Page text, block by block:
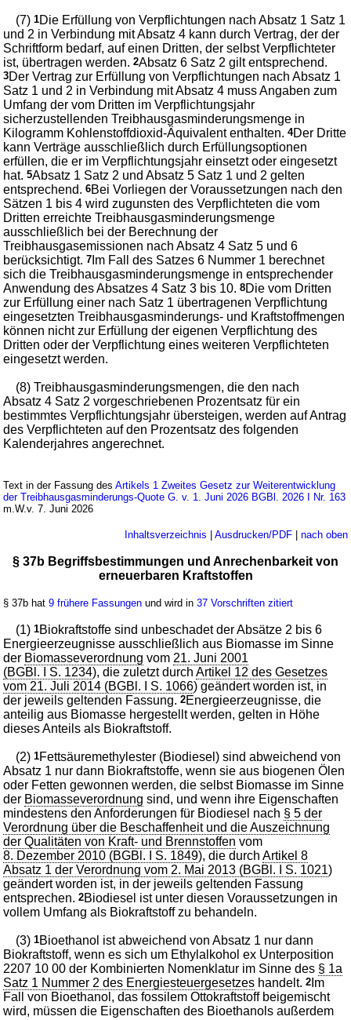
(7)1Die Erfüllung von Verpflichtungen nach Absatz 1 Satz 1
und 2 in Verbindung mit Absatz 4 kann durch Vertrag, der der
Schriftform bedarf, auf einen Dritten, der selbst Verpflichteter
ist, übertragen werden.2Absatz 6 Satz 2 gilt entsprechend.
3Der Vertrag zur Erfüllung von Verpflichtungen nach Absatz 1
Satz 1 und 2 in Verbindung mit Absatz 4 muss Angaben zum
Umfang der vom Dritten im Verpflichtungsjahr
sicherzustellenden Treibhausgasminderungsmenge in
Kilogramm Kohlenstoffdioxid-Äquivalent enthalten.4Der Dritte
kann Verträge ausschließlich durch Erfüllungsoptionen
erfüllen, die er im Verpflichtungsjahr einsetzt oder eingesetzt
hat.5Absatz 1 Satz 2 und Absatz 5 Satz 1 und 2 gelten
entsprechend.6Bei Vorliegen der Voraussetzungen nach den
Sätzen 1 bis 4 wird zugunsten des Verpflichteten die vom
Dritten erreichte Treibhausgasminderungsmenge
ausschließlich bei der Berechnung der
Treibhausgasemissionen nach Absatz 4 Satz 5 und 6
berücksichtigt.7 Im Fall des Satzes 6 Nummer 1 berechnet
sich die Treibhausgasminderungsmenge in entsprechender
Anwendung des Absatzes 4 Satz 3 bis 10.8Die vom Dritten
zur Erfüllung einer nach Satz 1 übertragenen Verpflichtung
eingesetzten Treibhausgasminderungs- und Kraftstoffmengen
können nicht zur Erfüllung der eigenen Verpflichtung des
Dritten oder der Verpflichtung eines weiteren Verpflichteten
eingesetzt werden.
(8) Treibhausgasminderungsmengen, die den nach
Absatz 4 Satz 2 vorgeschriebenen Prozentsatz für ein
bestimmtes Verpflichtungsjahr übersteigen, werden auf Antrag
des Verpflichteten auf den Prozentsatz des folgenden
Kalenderjahres angerechnet.
Text in der Fassung desArtikels 1 Zweites Gesetz zur Weiterentwicklung
der Treibhausgasminderungs-Quote G. v. 1. Juni 2026 BGBl. 2026 I Nr. 163
m.W.v. 7. Juni 2026
Inhaltsverzeichnis Ausdrucken/PDF| nach oben
§ 37b Begriffsbestimmungen und Anrechenbarkeit von
erneuerbaren Kraftstoffen
§ 37b hat9 frühere Fassungen und wird in37 Vorschriften zitiert
(1)1Biokraftstoffe sind unbeschadet der Absätze 2 bis 6
Energieerzeugnisse ausschließlich aus Biomasse im Sinne
der Biomasseverordnung vom 21. Juni 2001
(BGBl. I S. 1234), die zuletzt durchArtikel 12 des Gesetzes
vom 21. Juli 2014 (BGBl. I S. 1066) geändert worden ist, in
der jeweils geltenden Fassung.2Energieerzeugnisse, die
anteilig aus Biomasse hergestellt werden, gelten in Höhe
dieses Anteils als Biokraftstoff.
(2)1Fettsäuremethylester (Biodiesel) sind abweichend von
Absatz 1 nur dann Biokraftstoffe, wenn sie aus biogenen Ölen
oder Fetten gewonnen werden, die selbst Biomasse im Sinne
der Biomasseverordnung sind, und wenn ihre Eigenschaften
mindestens den Anforderungen für Biodiesel nach § 5 der
Verordnung über die Beschaffenheit und die Auszeichnung
der Qualitäten von Kraft- und Brennstoffen vom
8. Dezember 2010 (BGBl. I S. 1849), die durchArtikel 8
Absatz 1 der Verordnung vom 2. Mai 2013 (BGBl. I S. 1021)
geändert worden ist, in der jeweils geltenden Fassung
entsprechen.2Biodiesel ist unter diesen Voraussetzungen in
vollem Umfang als Biokraftstoff zu behandeln.
(3)1Bioethanol ist abweichend von Absatz 1 nur dann
Biokraftstoff, wenn es sich um Ethylalkohol ex Unterposition
2207 10 00 der Kombinierten Nomenklatur im Sinne des § 1a
Satz 1 Nummer 2 des Energiesteuergesetzes handelt.2 Im
Fall von Bioethanol, das fossilem Ottokraftstoff beigemischt
wird, müssen die Eigenschaften des Bioethanols außerdem